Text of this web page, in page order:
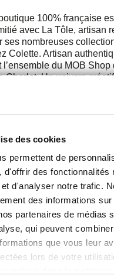
des cookies
permettent de
d'offrir des fonctionnalités
d'analyser notre trafic.
des informations
partenaires de médias
qui peuvent
que vous leur
lors de votre
100% française
avec La Tôle, artisan
ses nombreuses
Colette. Artisan
l’ensemble du MOB Shop
Charlot. Un univers
nous sommes fiers de
création et la production
Le Rwanda, réputé pour
en matière de broderie,
initiative. En partenariat
ne nous contentons pas
uniformes uniques et de
activement à
en leur offrant des
leur autonomie et leur